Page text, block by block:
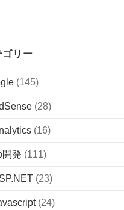
ゴリー
(145)
(28)
(16)
開発 (111)
(23)
(24)